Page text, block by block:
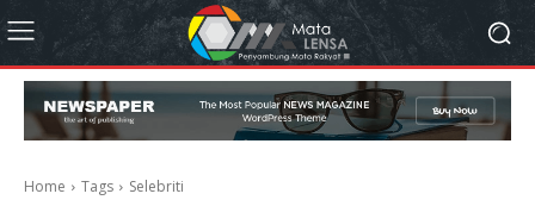
Home Tags Selebriti